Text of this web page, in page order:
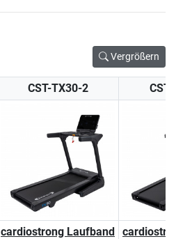
Vergrößern
CST-TX30-2
cardiostrong Laufband